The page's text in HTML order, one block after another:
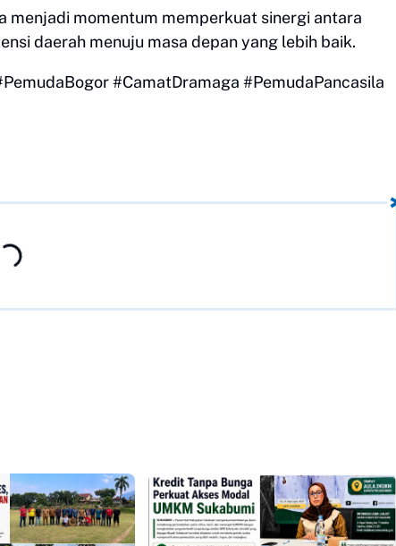
menjadi momentum memperkuat sinergi antara
daerah menuju masa depan yang lebih baik.
#CamatDramaga #PemudaPancasila